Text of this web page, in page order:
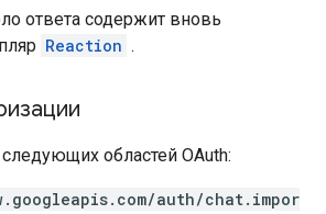
ответа содержит вновь
Reaction .
областей OAuth:
auth/chat.impor